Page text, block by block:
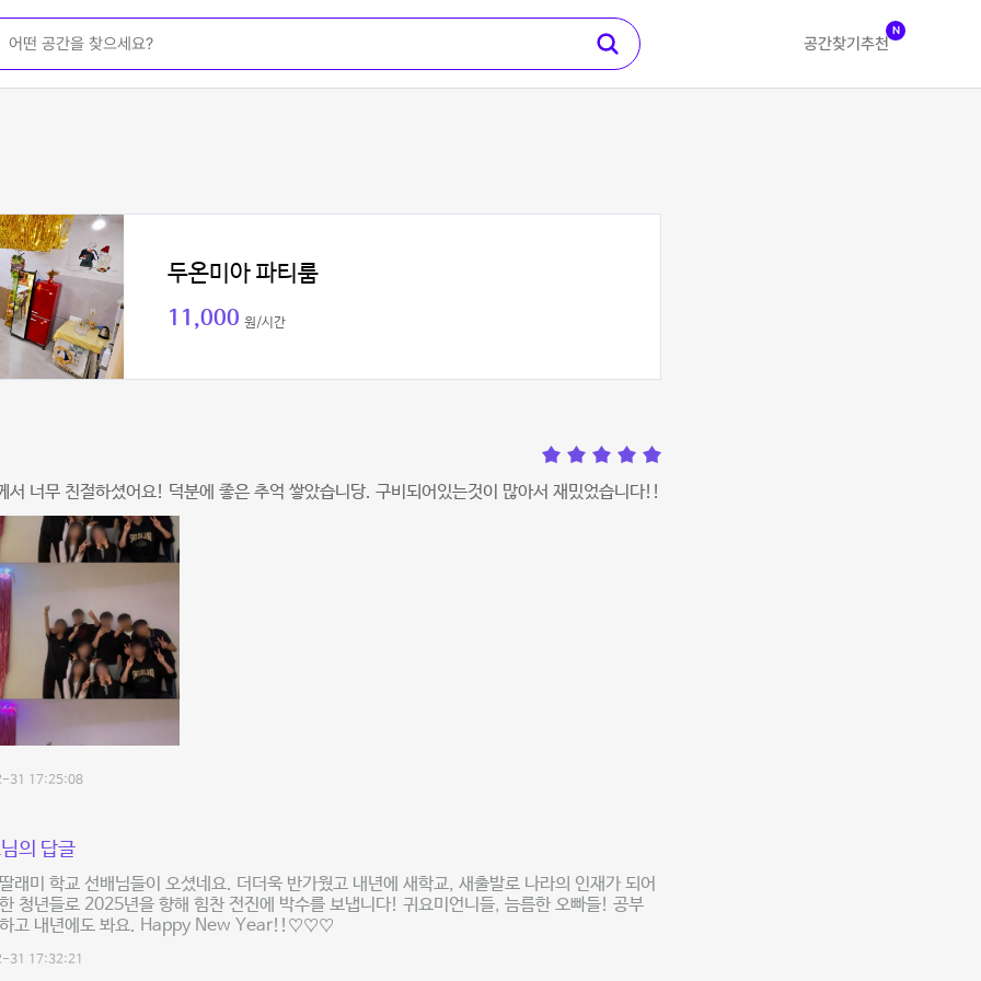
공간찾기 추천
N
두온미아 파티룸
11,000 원/시간
서 너무 친절하셨어요! 덕분에 좋은 추억 쌓았습니당. 구비되어있는것이 많아서 재밌었습니다!!
31 17:25:08
의 답글
래미 학교 선배님들이 오셨네요. 더더욱 반가웠고 내년에 새학교, 새출발로 나라의 인재가 되어
청년들로 2025년을 향해 힘찬 전진에 박수를 보냅니다! 귀요미언니들, 늠름한 오빠들! 공부
하고 내년에도 봐요. Happy New Year!!♡♡♡
31 17:32:21